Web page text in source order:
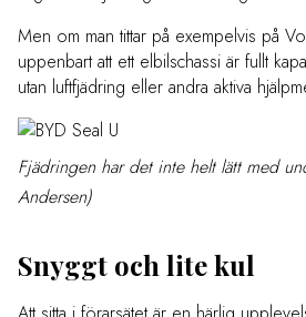
Men om man tittar på exempelvis på
uppenbart att ett elbilschassi är fullt
utan luftfjädring eller andra aktiva
Fjädringen har det inte helt lätt med
Andersen)
Snyggt och lite kul